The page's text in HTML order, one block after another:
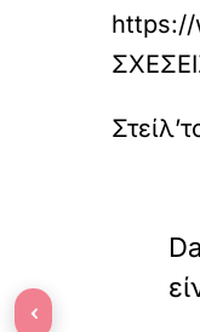
https://
‹